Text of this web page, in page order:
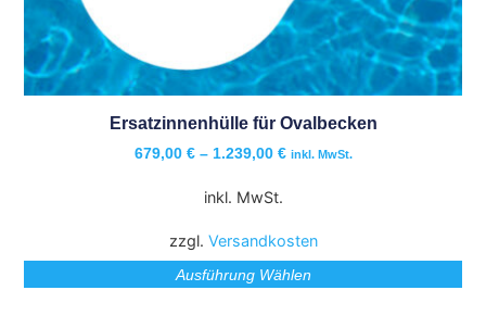
Ersatzinnenhülle für Ovalbecken
679,00 €– 1.239,00 € inkl. MwSt.
inkl. MwSt.
zzgl. Versandkosten
Ausführung Wählen